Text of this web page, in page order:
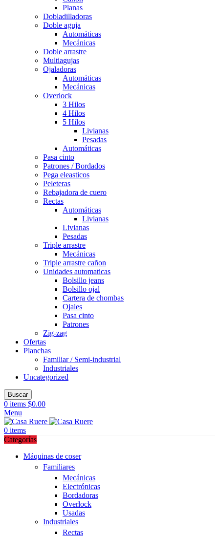
Planas
Dobladilladoras
Doble aguja
Automáticas
Mecánicas
Doble arrastre
Multiagujas
Ojaladoras
Automáticas
Mecánicas
Overlock
3 Hilos
4 Hilos
5 Hilos
Livianas
Pesadas
Automáticas
Pasa cinto
Patrones / Bordados
Pega eleasticos
Peleteras
Rebajadora de cuero
Rectas
Automáticas
Livianas
Livianas
Pesadas
Triple arrastre
Mecánicas
Triple arrastre cañon
Unidades automaticas
Bolsillo jeans
Bolsillo ojal
Cartera de chombas
Ojales
Pasa cinto
Patrones
Zig-zag
Ofertas
Planchas
Familiar / Semi-industrial
Industriales
Uncategorized
Buscar
0 items $0.00
Menu
0 items
Categorías
Máquinas de coser
Familiares
Mecánicas
Electrónicas
Bordadoras
Overlock
Usadas
Industriales
Rectas